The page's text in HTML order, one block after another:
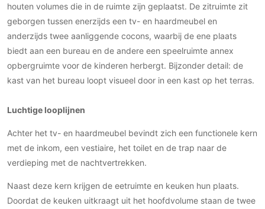
Meubelbeslag
Vloer
Vloeren
Gietvloeren
Natuursteen en keramiek vloeren
Vloerkleden
Afwerking
houten volumes die in de ruimte zijn geplaatst. De zitruimte zit
geborgen tussen enerzijds een tv- en haardmeubel en
anderzijds twee aanliggende cocons, waarbij de ene plaats
biedt aan een bureau en de andere een speelruimte annex
opbergruimte voor de kinderen herbergt. Bijzonder detail: de
kast van het bureau loopt visueel door in een kast op het terras.
Luchtige looplijnen
Achter het tv- en haardmeubel bevindt zich een functionele kern
met de inkom, een vestiaire, het toilet en de trap naar de
verdieping met de nachtvertrekken.
Naast deze kern krijgen de eetruimte en keuken hun plaats.
Doordat de keuken uitkraagt uit het hoofdvolume staan de twee